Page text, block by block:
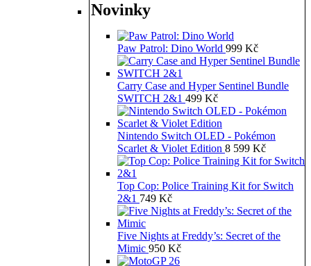
Novinky
Paw Patrol: Dino World 999 Kč
Carry Case and Hyper Sentinel Bundle
SWITCH 2&1 499 Kč
Nintendo Switch OLED - Pokémon
Scarlet & Violet Edition 8 599 Kč
Top Cop: Police Training Kit for Switch
2&1 749 Kč
Five Nights at Freddy’s: Secret of the
Mimic 950 Kč